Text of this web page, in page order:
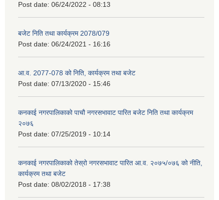
Post date: 06/24/2022 - 08:13
बजेट निति तथा कार्यक्रम 2078/079
Post date: 06/24/2021 - 16:16
आ.व. 2077-078 को निति, कार्यक्रम तथा बजेट
Post date: 07/13/2020 - 15:46
कनकाई नगरपालिकाको पाचौ नगरसभावाट पारित बजेट निति तथा कार्यक्रम
२०७६
Post date: 07/25/2019 - 10:14
कनकाई नगरपालिकाको तेस्रो नगरसभावाट पारित आ.व. २०७५/०७६ को नीति,
कार्यक्रम तथा बजेट
Post date: 08/02/2018 - 17:38